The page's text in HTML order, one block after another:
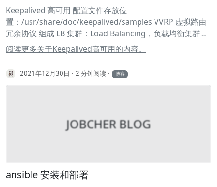
Keepalived 高可用 配置文件存放位
置：/usr/share/doc/keepalived/samples VVRP 虚拟路由
冗余协议 组成 LB 集群：Load Balancing，负载均衡集群，
平均分配给多个节点 HA 集群：High Availability，高可用集
群，保证服务可用 HPC 集群：High Performance
Computing，高性能集群 配置 keepalived+LVS+nginx 各
节点时间必须同步：ntp, chrony 关闭防火墙及 SELinux 同
2yum -y install keepalived 创建 check_apiserver.sh 1# 创
将通过这个 VIP 暴露） 4APISERVER_VIP="10.10.10.68" #
设定你自己的vip 5APISERVER_PORT="6443" 6 7errorExit()
阅读更多关于Keepalived高可用的内容。
2021年12月30日 2 分钟阅读 博客
JOBCHER BLOG
ansible 安装和部署